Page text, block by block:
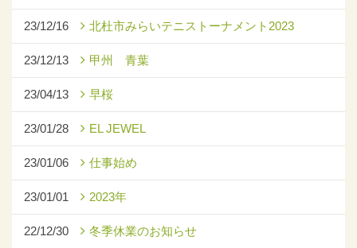
23/12/16 北杜市みらいテニストーナメント2023
23/12/13 甲州 青葉
23/04/13 早桜
23/01/28 EL JEWEL
23/01/06 仕事始め
23/01/01 2023年
22/12/30 冬季休業のお知らせ